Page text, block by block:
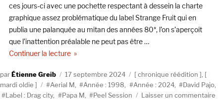
ces jours-ci avec une pochette respectant à dessein la charte
graphique assez problématique du label Strange Fruit qui en
publia une palanquée au mitan des années 80*, l’on s’aperçoit
que l’inattention préalable ne peut pas être …
Continuer la lecturede « Aerial M, The Peel Sessions (Drag City) »
AuteurÉtienne Greib
Publié
le
17 septembre 2024 Catégories
chronique réédition
mardi oldie
Étiquettes
Aerial M Année : 1998 Année : 2024, David Pajo
Label : Drag city, Papa M Peel Session Laisser un commentaire